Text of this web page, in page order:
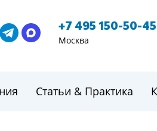
+7 495 150-50-45
Москва
Статьи & Практика